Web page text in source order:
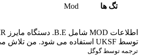
تگ ها Mod
توسط UKSF استفاده می شود. من تلاش می کنم حالت های رایگان و با کیفیت بالا را برای کامو تهیه کنم…
ترجمه توسط گوگل